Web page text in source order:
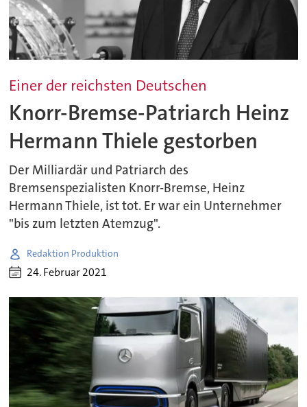
Einer der reichsten Deutschen
Knorr-Bremse-Patriarch Heinz
Hermann Thiele gestorben
Der Milliardär und Patriarch des
Bremsenspezialisten Knorr-Bremse, Heinz
Hermann Thiele, ist tot. Er war ein Unternehmer
"bis zum letzten Atemzug".
Redaktion Produktion
24. Februar 2021